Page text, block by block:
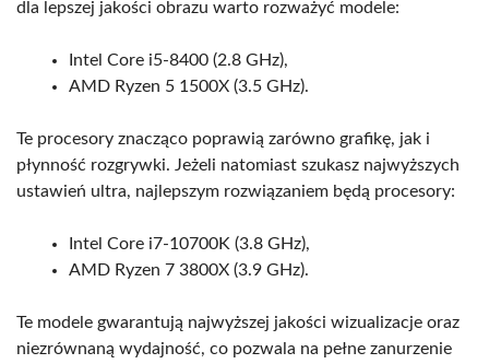
dla lepszej jakości obrazu warto rozważyć modele:
Intel Core i5-8400 (2.8 GHz),
AMD Ryzen 5 1500X (3.5 GHz).
Te procesory znacząco poprawią zarówno grafikę, jak i
płynność rozgrywki. Jeżeli natomiast szukasz najwyższych
ustawień ultra, najlepszym rozwiązaniem będą procesory:
Intel Core i7-10700K (3.8 GHz),
AMD Ryzen 7 3800X (3.9 GHz).
Te modele gwarantują najwyższej jakości wizualizacje oraz
niezrównaną wydajność, co pozwala na pełne zanurzenie